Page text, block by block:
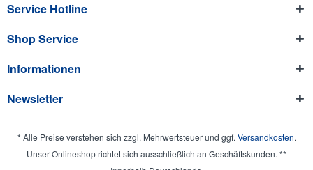
Service Hotline
Shop Service
Informationen
Newsletter
* Alle Preise verstehen sich zzgl. Mehrwertsteuer und ggf. Versandkosten.
Unser Onlineshop richtet sich ausschließlich an Geschäftskunden. **